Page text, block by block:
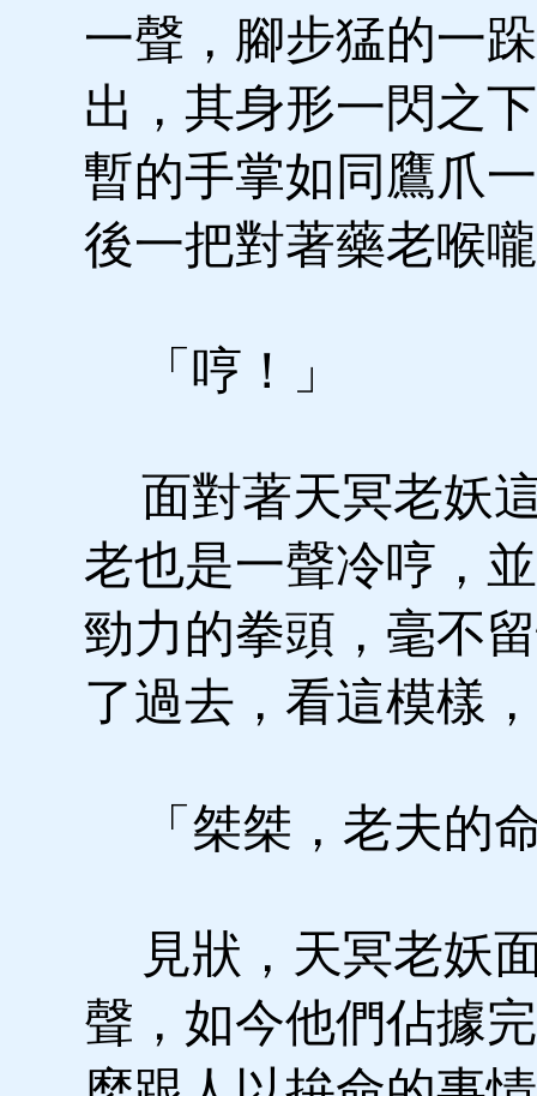
一聲，腳步猛的一
出，其身形一閃之
暫的手掌如同鷹爪
後一把對著藥老喉
「哼！」
面對著天冥老妖
老也是一聲冷哼，
勁力的拳頭，毫不
了過去，看這模樣
「桀桀，老夫的
見狀，天冥老妖
聲，如今他們佔據